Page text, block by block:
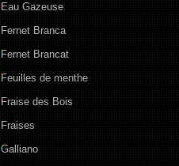
Eau Gazeuse
Fernet Branca
Fernet Brancat
Feuilles de menthe
Fraise des Bois
Fraises
Galliano